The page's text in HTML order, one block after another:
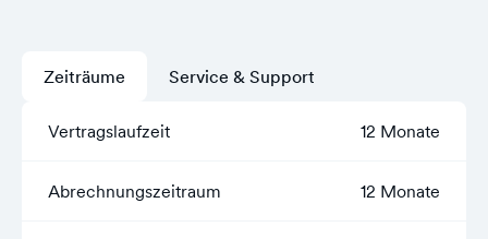
Zeiträume
Vertragslaufzeit 12 Monate
Abrechnungszeitraum 12 Monate
Service & Support